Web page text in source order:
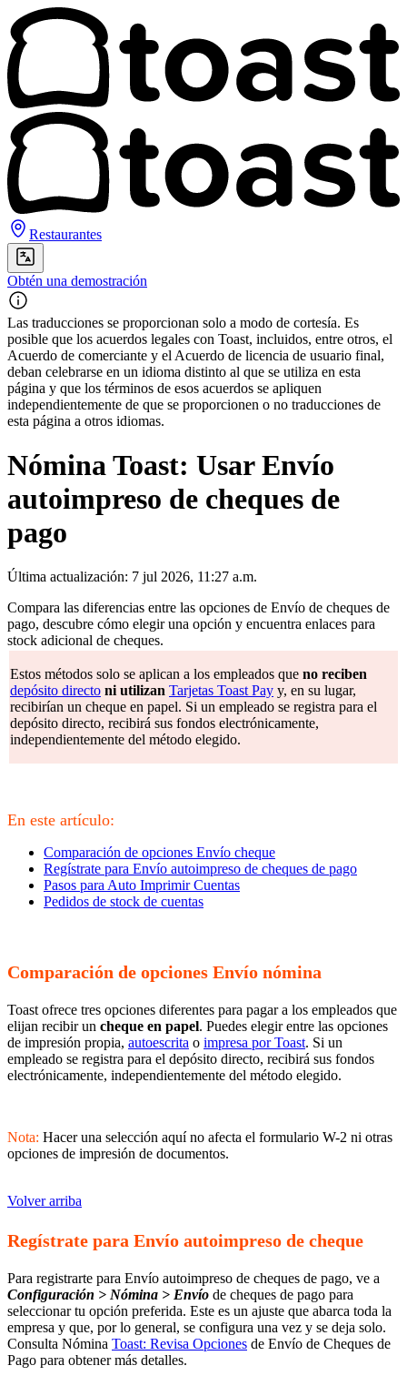
Restaurantes
Obtén una demostración
Las traducciones se proporcionan solo a modo de cortesía. Es
posible que los acuerdos legales con Toast, incluidos, entre otros, el
Acuerdo de comerciante y el Acuerdo de licencia de usuario final,
deban celebrarse en un idioma distinto al que se utiliza en esta
página y que los términos de esos acuerdos se apliquen
independientemente de que se proporcionen o no traducciones de
esta página a otros idiomas.
Nómina Toast: Usar Envío
autoimpreso de cheques de
pago
Última actualización: 7 jul 2026, 11:27 a.m.
Compara las diferencias entre las opciones de Envío de cheques de
pago, descubre cómo elegir una opción y encuentra enlaces para
stock adicional de cheques.
Estos métodos solo se aplican a los empleados que no reciben
depósito directo ni utilizan Tarjetas Toast Pay y, en su lugar,
recibirían un cheque en papel. Si un empleado se registra para el
depósito directo, recibirá sus fondos electrónicamente,
independientemente del método elegido.
En este artículo:
Comparación de opciones Envío cheque
Regístrate para Envío autoimpreso de cheques de pago
Pasos para Auto Imprimir Cuentas
Pedidos de stock de cuentas
Comparación de opciones Envío nómina
Toast ofrece tres opciones diferentes para pagar a los empleados que
elijan recibir un cheque en papel. Puedes elegir entre las opciones
de impresión propia, autoescrita o impresa por Toast. Si un
empleado se registra para el depósito directo, recibirá sus fondos
electrónicamente, independientemente del método elegido.
Nota: Hacer una selección aquí no afecta el formulario W-2 ni otras
opciones de impresión de documentos.
Volver arriba
Regístrate para Envío autoimpreso de cheque
Para registrarte para Envío autoimpreso de cheques de pago, ve a
Configuración > Nómina > Envío de cheques de pago para
seleccionar tu opción preferida. Este es un ajuste que abarca toda la
empresa y que, por lo general, se configura una vez y se deja solo.
Consulta Nómina Toast: Revisa Opciones de Envío de Cheques de
Pago para obtener más detalles.